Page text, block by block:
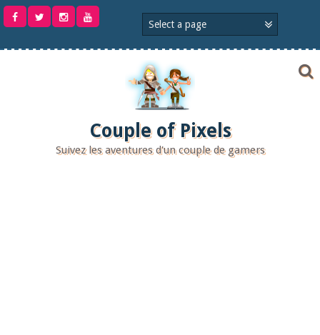
Aller
Couple of Pixels
Suivez les aventures d'un couple de gamers